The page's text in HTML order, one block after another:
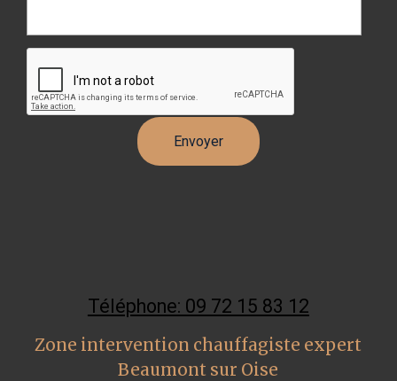
Téléphone: 09 72 15 83 12
Zone intervention chauffagiste expert
Beaumont sur Oise